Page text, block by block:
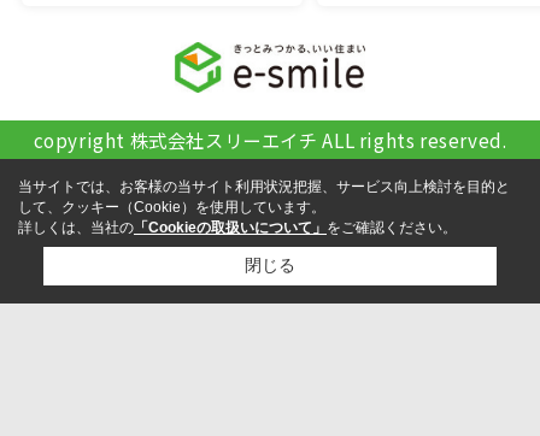
copyright 株式会社スリーエイチ ALL rights reserved.
当サイトでは、お客様の当サイト利用状況把握、サービス向上検討を目的と
して、クッキー（Cookie）を使用しています。
詳しくは、当社の 「Cookieの取扱いについて」 をご確認ください。
閉じる